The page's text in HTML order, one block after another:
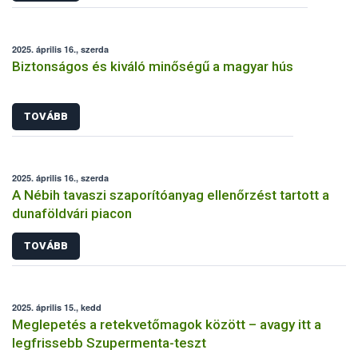
2025. április 16., szerda
Biztonságos és kiváló minőségű a magyar hús
TOVÁBB
2025. április 16., szerda
A Nébih tavaszi szaporítóanyag ellenőrzést tartott a
dunaföldvári piacon
TOVÁBB
2025. április 15., kedd
Meglepetés a retekvetőmagok között – avagy itt a
legfrissebb Szupermenta-teszt